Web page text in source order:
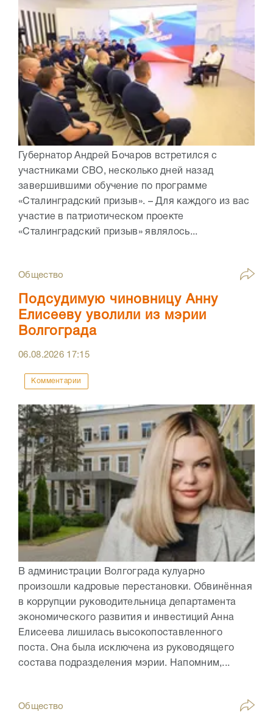
Губернатор Андрей Бочаров встретился с
участниками СВО, несколько дней назад
завершившими обучение по программе
«Сталинградский призыв». – Для каждого из вас
участие в патриотическом проекте
«Сталинградский призыв» являлось...
Общество
Подсудимую чиновницу Анну
Елисееву уволили из мэрии
Волгограда
06.08.2026 17:15
Комментарии
В администрации Волгограда кулуарно
произошли кадровые перестановки. Обвинённая
в коррупции руководительница департамента
экономического развития и инвестиций Анна
Елисеева лишилась высокопоставленного
поста. Она была исключена из руководящего
состава подразделения мэрии. Напомним,...
Общество